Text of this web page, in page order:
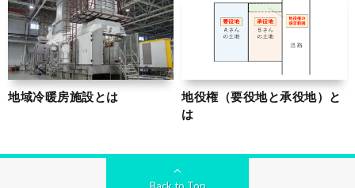
地域冷暖房施設とは
地役権（要役地と承役地）と
は